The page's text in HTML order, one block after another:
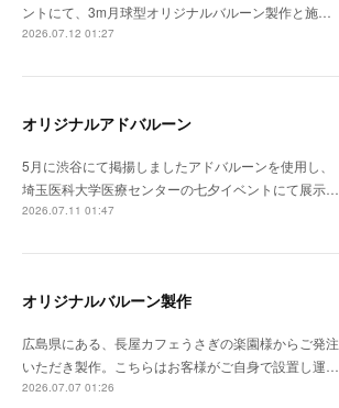
ントにて、3m月球型オリジナルバルーン製作と施…
2026.07.12 01:27
オリジナルアドバルーン
5月に渋谷にて掲揚しましたアドバルーンを使用し、
埼玉医科大学医療センターの七夕イベントにて展示…
2026.07.11 01:47
オリジナルバルーン製作
広島県にある、長屋カフェうさぎの楽園様からご発注
いただき製作。こちらはお客様がご自身で設置し運…
2026.07.07 01:26